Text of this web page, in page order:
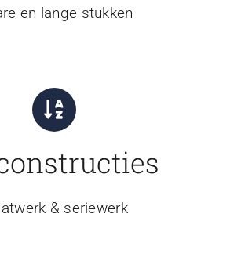
en lange stukken
& seriewerk